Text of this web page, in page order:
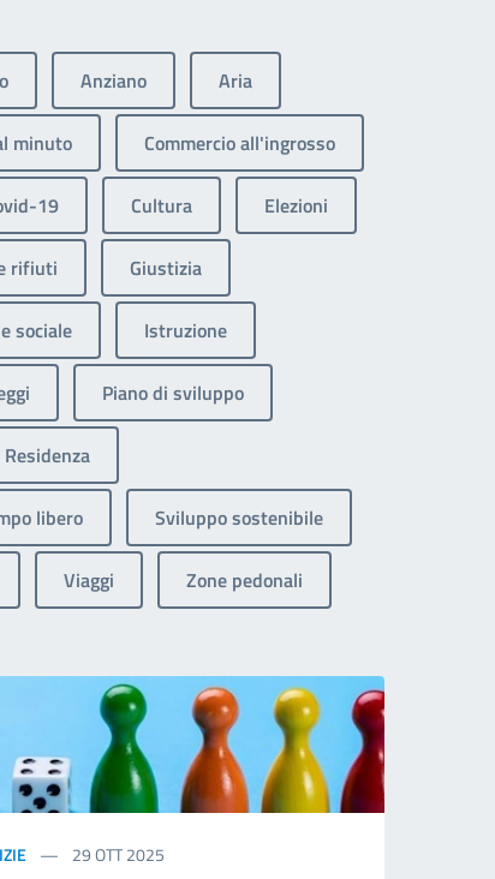
Anziano Aria
minuto Commercio all'ingrosso
19 Cultura Elezioni
rifiuti Giustizia
sociale Istruzione
Piano di sviluppo
Residenza
libero Sviluppo sostenibile
Viaggi Zone pedonali
29 OTT 2025